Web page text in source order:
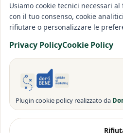
Usiamo cookie tecnici necessari
con il tuo consenso, cookie
rifiutare o personalizzare le
Privacy PolicyCookie Policy
Plugin cookie policy realizzato da
PRODOTTO
VECCHIA ROMAGNA E.NERA
Accedi per vedere i prezzi